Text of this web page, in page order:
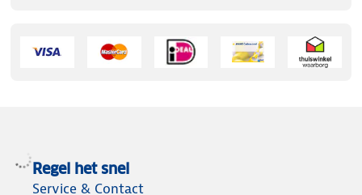
Regel het snel
Service & Contact